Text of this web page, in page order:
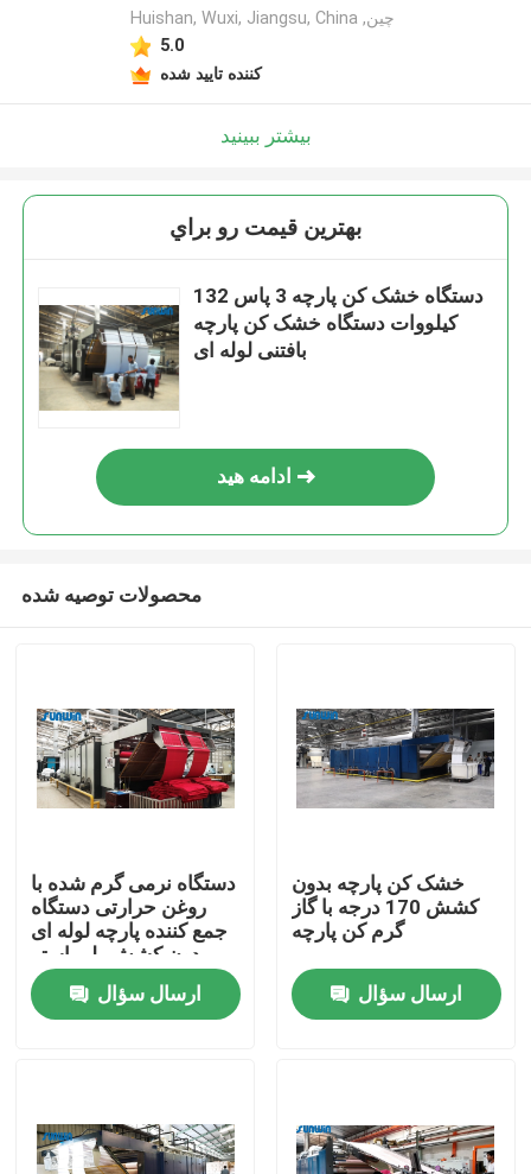
خانه
اطلاعات تماس
Huishan, Wuxi, Jiangsu, China ,چین
5.0
کننده تایید شده
بیشتر ببینید
بهترين قيمت رو براي
دستگاه خشک کن پارچه 3 پاس 132
کیلووات دستگاه خشک کن پارچه
بافتنی لوله ای
ادامه هید
محصولات توصیه شده
دستگاه نرمی گرم شده با
روغن حرارتی دستگاه
جمع کننده پارچه لوله ای
بدون کشش پلی استر
خشک
ارسال سؤال
خشک کن پارچه بدون
کشش 170 درجه با گاز
گرم کن پارچه
ارسال سؤال